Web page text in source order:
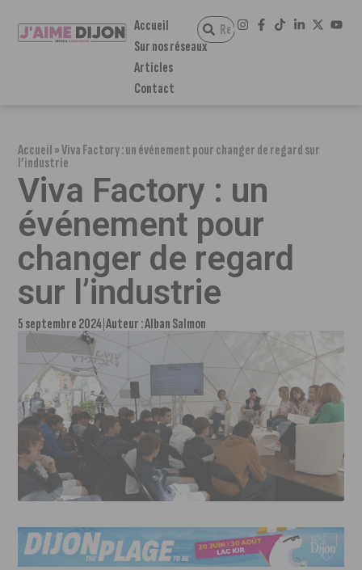
Accueil
Sur nos réseaux
Articles
Contact
Accueil»Viva Factory : un événement pour changer de regard sur
l’industrie
Viva Factory : un
événement pour
changer de regard
sur l’industrie
5 septembre 2024 Auteur :Alban Salmon